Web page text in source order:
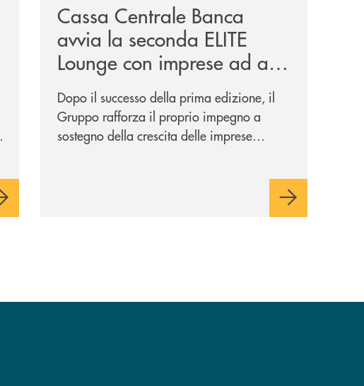
Cassa Centrale Banca
avvia la seconda ELITE
Lounge con imprese ad alto
potenziale
Dopo il successo della prima edizione, il
Gruppo rafforza il proprio impegno a
sostegno della crescita delle imprese